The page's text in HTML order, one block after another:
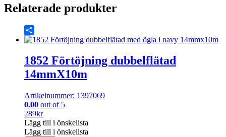
Relaterade produkter
Share
1852 Förtöjning dubbelflätad
14mmX10m
Artikelnummer: 1397069
0.00 out of 5
289kr
Lägg till i önskelista
Lägg till i önskelista